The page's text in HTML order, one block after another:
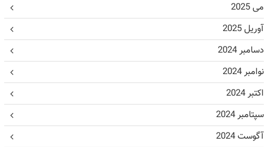
می 2025
آوریل 2025
دسامبر 2024
نوامبر 2024
اکتبر 2024
سپتامبر 2024
آگوست 2024